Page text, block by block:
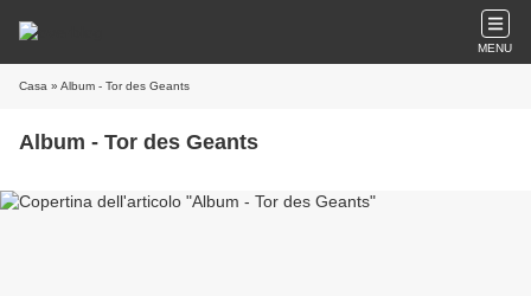
MENU
Casa » Album - Tor des Geants
Album - Tor des Geants